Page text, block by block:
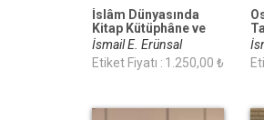
İslâm Dünyasında
Kitap Kütüphâne ve
Verrâklar
İsmail E. Erünsal
Etiket Fiyatı : 1.250,00 ₺